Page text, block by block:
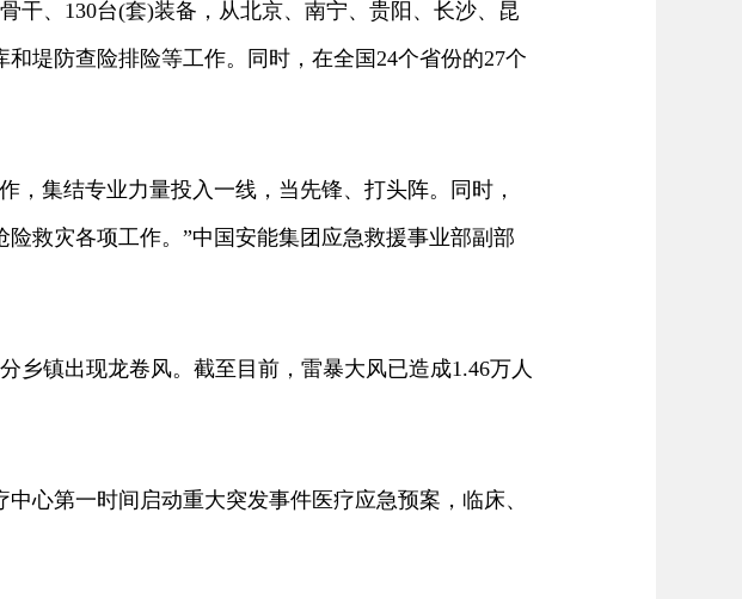
、130台(套)装备，从北京、南宁、贵阳、长沙、昆
堤防查险排险等工作。同时，在全国24个省份的27个
集结专业力量投入一线，当先锋、打头阵。同时，
救灾各项工作。”中国安能集团应急救援事业部副部
镇出现龙卷风。截至目前，雷暴大风已造成1.46万人
第一时间启动重大突发事件医疗应急预案，临床、